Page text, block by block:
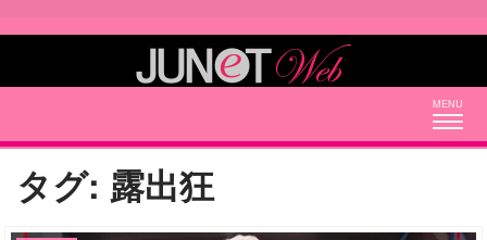
タグ: 露出狂